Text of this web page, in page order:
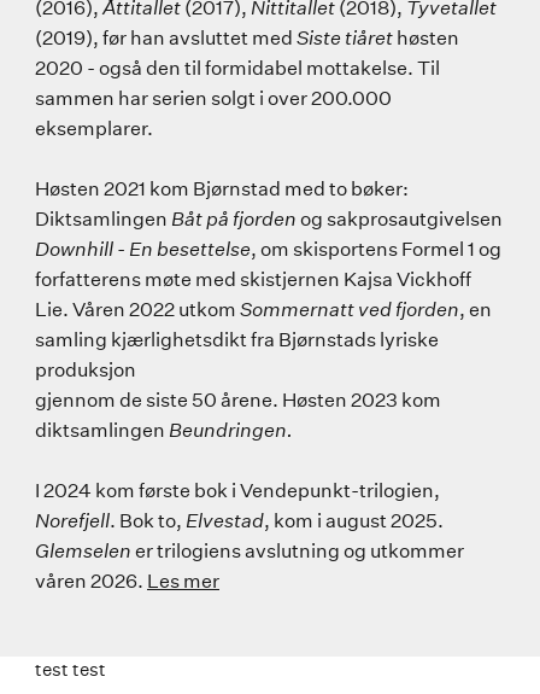
(2016), Åttitallet (2017), Nittitallet (2018), Tyvetallet
(2019), før han avsluttet med Siste tiåret høsten
2020 - også den til formidabel mottakelse. Til
sammen har serien solgt i over 200.000
eksemplarer.
Høsten 2021 kom Bjørnstad med to bøker:
Diktsamlingen Båt på fjorden og sakprosautgivelsen
Downhill - En besettelse, om skisportens Formel 1 og
forfatterens møte med skistjernen Kajsa Vickhoff
Lie. Våren 2022 utkom Sommernatt ved fjorden, en
samling kjærlighetsdikt fra Bjørnstads lyriske
produksjon
gjennom de siste 50 årene. Høsten 2023 kom
diktsamlingen Beundringen.
I 2024 kom første bok i Vendepunkt-trilogien,
Norefjell. Bok to, Elvestad, kom i august 2025.
Glemselen er trilogiens avslutning og utkommer
våren 2026. Les mer
test test